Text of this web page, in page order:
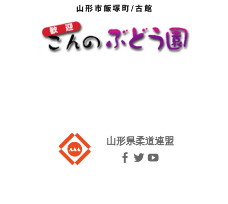
山形県柔道連盟